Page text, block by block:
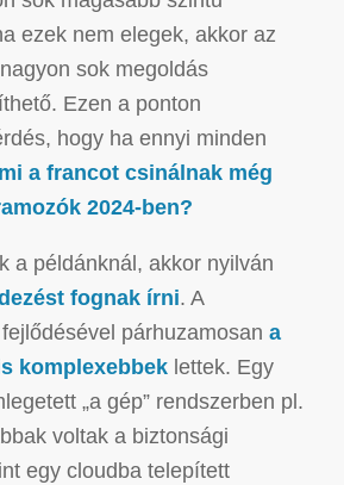
ezek nem elegek, akkor az
sok megoldás
Ezen a ponton
hogy ha ennyi minden
mi a francot csinálnak még
2024-ben?
a példánknál, akkor nyilván
fognak írni. A
párhuzamosan a
komplexebbeklettek. Egy
„a gép” rendszerben pl.
voltak a biztonsági
egy cloudba telepített